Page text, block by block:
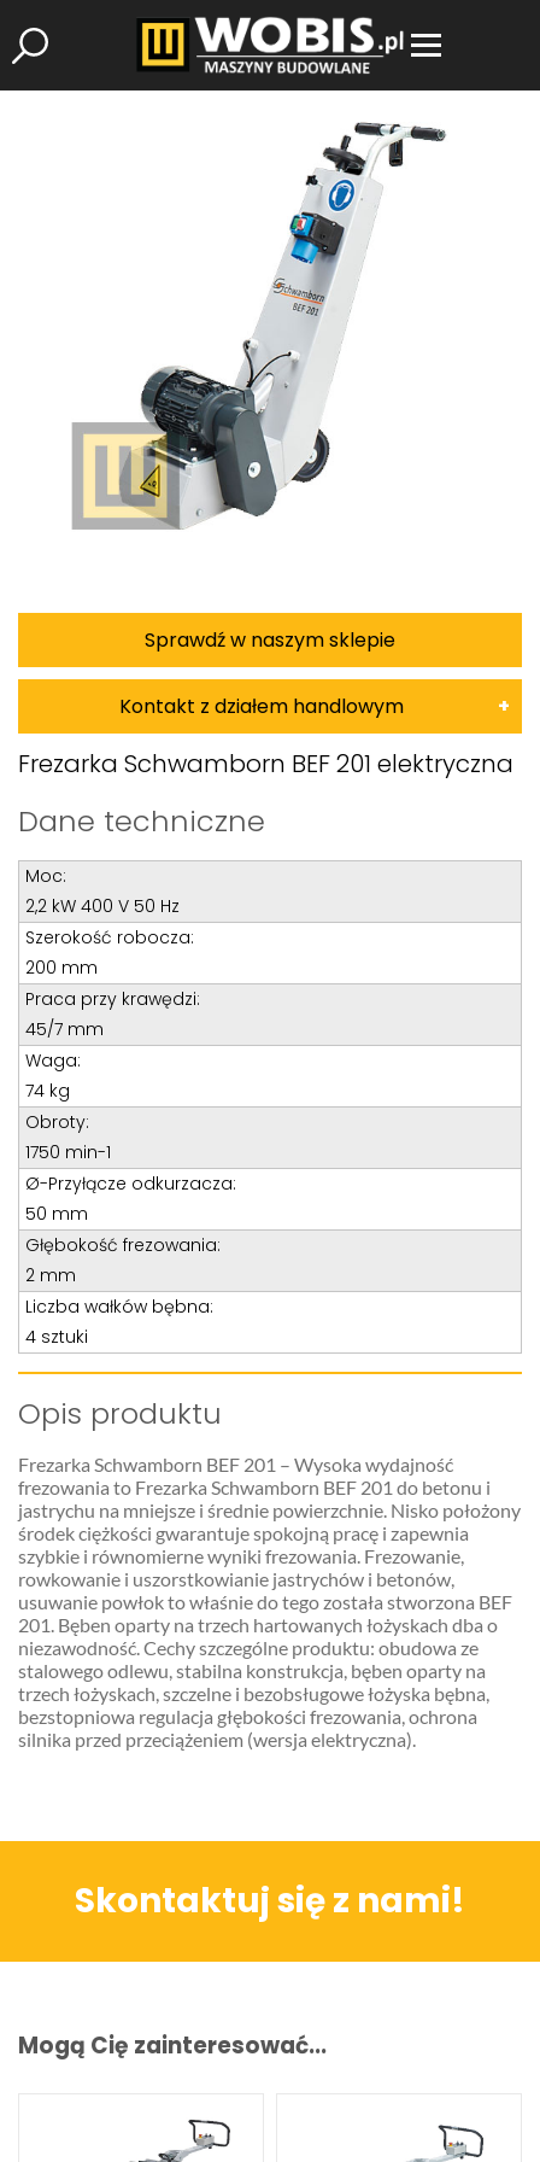
Sprawdź w naszym sklepie
Kontakt z działem handlowym
Damian Korkus
Specjalista d/s sprzedaż maszyn i urządzeń
Tel: 32 275 32 26 wew. 20
Kom:+48 601 750 464
E-mail:
Tomasz Bochenek
Teren całego kraju
Specjalista d/s sprzedaż maszyn i urządzeń
Tel: 32 275 32 26 wew. 21
Kom:
E-mail:tomaszbochenek@wobis.pl
Frezarka Schwamborn BEF 201 elektryczna
Dane techniczne
Moc:
2,2 kW 400 V 50 Hz
Szerokość robocza:
200 mm
Praca przy krawędzi:
45/7 mm
Waga:
74 kg
Obroty:
1750 min-1
Ø-Przyłącze odkurzacza:
50 mm
Głębokość frezowania:
2 mm
Liczba wałków bębna:
4 sztuki
Opis produktu
Frezarka Schwamborn BEF 201 – Wysoka wydajność
frezowania to Frezarka Schwamborn BEF 201 do betonu i
jastrychu na mniejsze i średnie powierzchnie. Nisko położony
środek ciężkości gwarantuje spokojną pracę i zapewnia
szybkie i równomierne wyniki frezowania. Frezowanie,
rowkowanie i uszorstkowianie jastrychów i betonów,
usuwanie powłok to właśnie do tego została stworzona BEF
201. Bęben oparty na trzech hartowanych łożyskach dba o
niezawodność. Cechy szczególne produktu: obudowa ze
stalowego odlewu, stabilna konstrukcja, bęben oparty na
trzech łożyskach, szczelne i bezobsługowe łożyska bębna,
bezstopniowa regulacja głębokości frezowania, ochrona
silnika przed przeciążeniem (wersja elektryczna).
Skontaktuj się z nami!
Mogą Cię zainteresować...